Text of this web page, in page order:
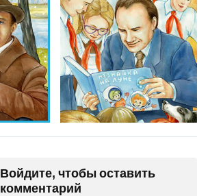
Войдите, чтобы оставить
комментарий